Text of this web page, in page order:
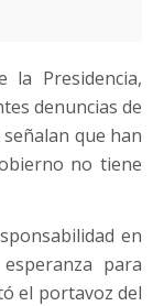
la Presidencia,
denuncias de
que han
no tiene
en
para
el portavoz del